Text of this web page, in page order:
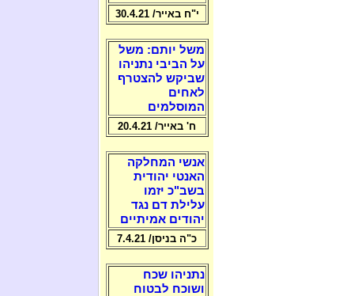
י"ח באייר/ 30.4.21
משל יותם: משל
על הביבי נתניהו
שביקש להצטרף
לאחים
המוסלמים
ח' באייר/ 20.4.21
אנשי המחלקה
האנטי יהודית
בשב"כ יזמו
עלילת דם נגד
יהודים אמיתיים
כ"ה בניסן/ 7.4.21
נתניהו שכח
ושוכח לבטוח